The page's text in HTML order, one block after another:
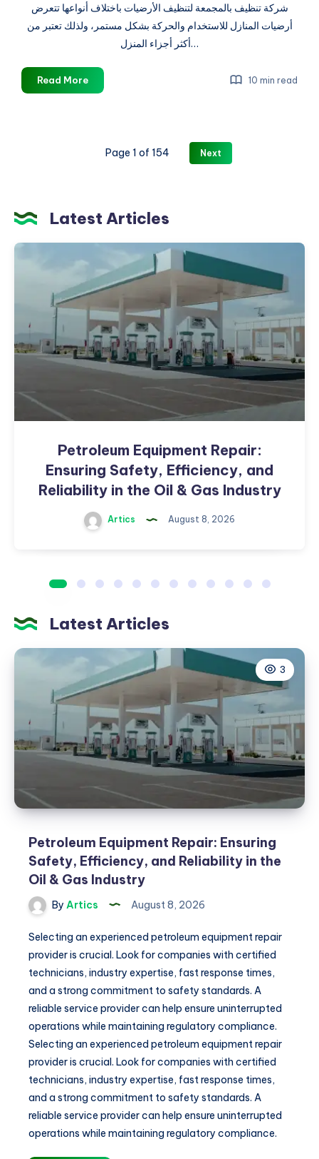
شركة تنظيف بالمجمعة لتنظيف الأرضيات باختلاف أنواعها تتعرض
أرضيات المنازل للاستخدام والحركة بشكل مستمر، ولذلك تعتبر من
أكثر أجزاء المنزل…
Read Moreتنظيف
المناطق
10 min read
Page 1 of 154 Next
Latest Articles
Petroleum Equipment Repair:
Ensuring Safety, Efficiency, and
Reliability in the Oil & Gas Industry
Artics August 8, 2026
Petroleum
Equipment
Ensuring
Safety,
Efficiency,
and
Reliability
in
the
&
Gas
Industry
Latest Articles
3
Petroleum Equipment Repair: Ensuring
Safety, Efficiency, and Reliability in the
Oil & Gas Industry
By Artics August 8, 2026
Selecting an experienced petroleum equipment repair
provider is crucial. Look for companies with certified
technicians, industry expertise, fast response times,
and a strong commitment to safety standards. A
reliable service provider can help ensure uninterrupted
operations while maintaining regulatory compliance.
Selecting an experienced petroleum equipment repair
provider is crucial. Look for companies with certified
technicians, industry expertise, fast response times,
and a strong commitment to safety standards. A
reliable service provider can help ensure uninterrupted
operations while maintaining regulatory compliance.